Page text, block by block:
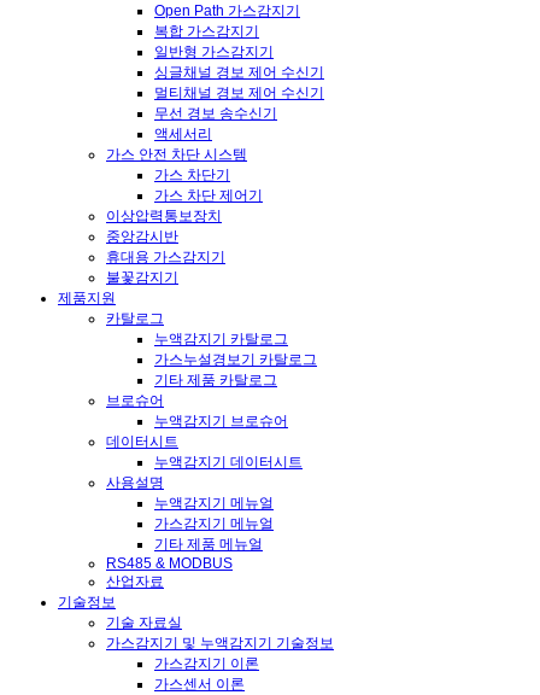
Open Path 가스감지기
복합 가스감지기
일반형 가스감지기
싱글채널 경보 제어 수신기
멀티채널 경보 제어 수신기
무선 경보 송수신기
액세서리
가스 안전 차단 시스템
가스 차단기
가스 차단 제어기
이상압력통보장치
중앙감시반
휴대용 가스감지기
불꽃감지기
제품지원
카탈로그
누액감지기 카탈로그
가스누설경보기 카탈로그
기타 제품 카탈로그
브로슈어
누액감지기 브로슈어
데이터시트
누액감지기 데이터시트
사용설명
누액감지기 메뉴얼
가스감지기 메뉴얼
기타 제품 메뉴얼
RS485 & MODBUS
산업자료
기술정보
기술 자료실
가스감지기 및 누액감지기 기술정보
가스감지기 이론
가스센서 이론